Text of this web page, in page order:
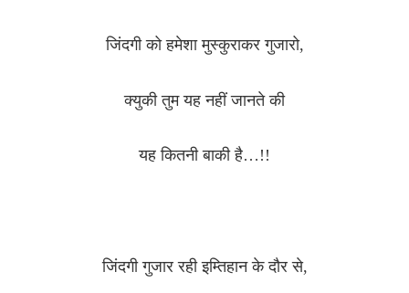
जिंदगी को हमेशा मुस्कुराकर गुजारो,
क्युकी तुम यह नहीं जानते की
यह कितनी बाकी है…!!
जिंदगी गुजार रही इम्तिहान के दौर से,